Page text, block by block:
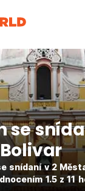
se
Bolivar
snídaní v 2
1.5 z 11